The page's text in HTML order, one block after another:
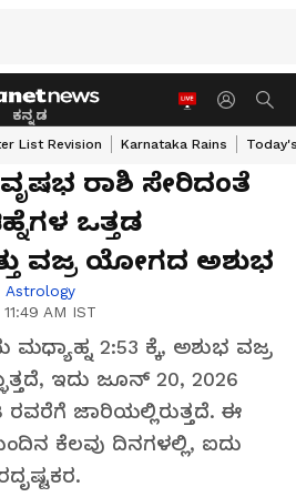
ಕನ್ನಡ
List Revision Karnataka Rains
ರಾಶಿ ಸೇರಿದಂತೆ
ಒತ್ತಡ
ವಜ್ರ ಯೋಗದ ಅಶುಭ
Astrology
AM IST
ಮಧ್ಯಾಹ್ನ 2:53 ಕ್ಕೆ, ಅಶುಭ ವಜ್ರ
ಇದು ಜೂನ್ 20, 2026
ರವರೆಗೆ ಜಾರಿಯಲ್ಲಿರುತ್ತದೆ. ಈ
ಕೆಲವು ದಿನಗಳಲ್ಲಿ, ಐದು